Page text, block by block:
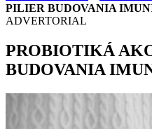
PILIER BUDOVANIA
ADVERTORIAL
PROBIOTIKÁ
BUDOVANIA